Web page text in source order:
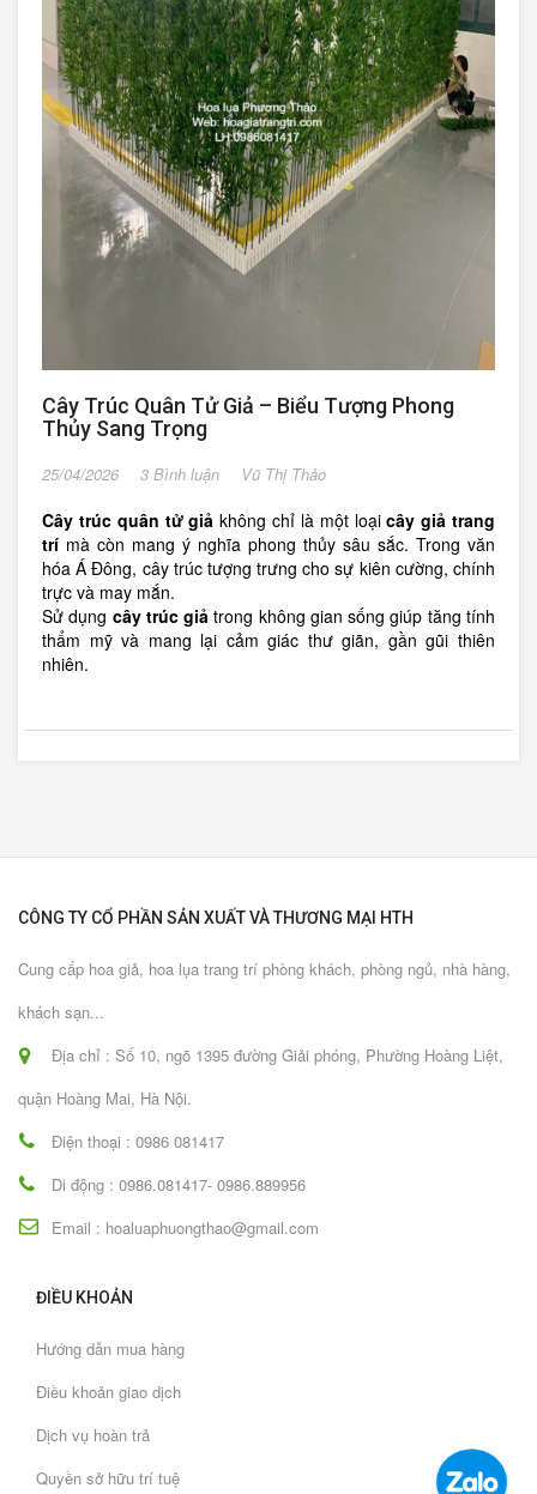
Cây Trúc Quân Tử Giả – Biểu Tượng Phong
Thủy Sang Trọng
25/04/2026 3 Bình luận Vũ Thị Thảo
Cây trúc quân tử giả không chỉ là một loạicây giả trang
trí mà còn mang ý nghĩa phong thủy sâu sắc. Trong văn
hóa Á Đông, cây trúc tượng trưng cho sự kiên cường, chính
trực và may mắn.
Sử dụng cây trúc giả trong không gian sống giúp tăng tính
thẩm mỹ và mang lại cảm giác thư giãn, gần gũi thiên
nhiên.
CÔNG TY CỔ PHẦN SẢN XUẤT VÀ THƯƠNG MẠI HTH
Cung cấp hoa giả, hoa lụa trang trí phòng khách, phòng ngủ, nhà hàng,
khách sạn...
Địa chỉ : Số 10, ngõ 1395 đường Giải phóng, Phường Hoàng Liệt,
quận Hoàng Mai, Hà Nội.
Điện thoại : 0986 081417
Di động : 0986.081417- 0986.889956
Email : hoaluaphuongthao@gmail.com
ĐIỀU KHOẢN
Hướng dẫn mua hàng
Điều khoản giao dịch
Dịch vụ hoàn trả
Quyền sở hữu trí tuệ